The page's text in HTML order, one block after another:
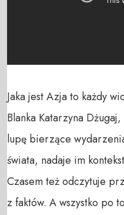
Jaka jest Azja to każdy
Blanka Katarzyna
lupę bierzące
świata, nadaje im
Czasem też odczytuje
z faktów. A wszystko po